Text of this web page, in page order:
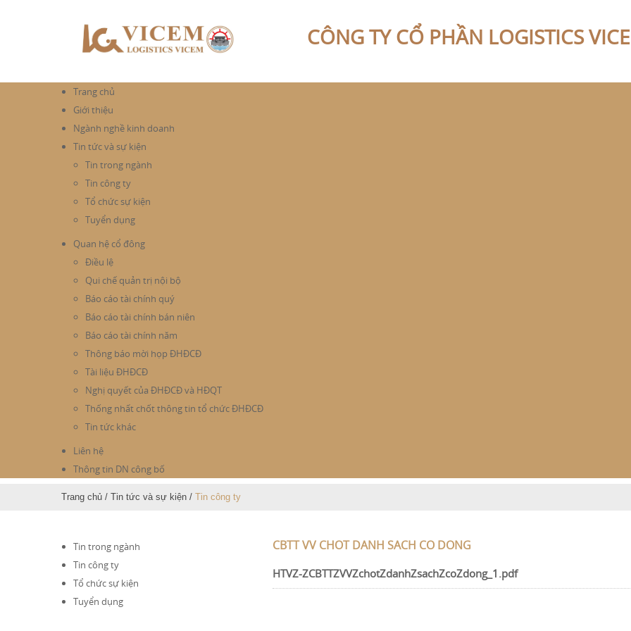
CÔNG TY CỔ PHẦN LOGISTICS
Trang chủ
Giới thiệu
Ngành nghề kinh doanh
Tin tức và sự kiện
Tin trong ngành
Tin công ty
Tổ chức sự kiện
Tuyển dụng
Quan hệ cổ đông
Điều lệ
Qui chế quản trị nội bộ
Báo cáo tài chính quý
Báo cáo tài chính bán niên
Báo cáo tài chính năm
Thông báo mời họp ĐHĐCĐ
Tài liệu ĐHĐCĐ
Nghị quyết của ĐHĐCĐ và HĐQT
Thống nhất chốt thông tin tổ chức ĐHĐCĐ
Tin tức khác
Liên hệ
Thông tin DN công bố
Trang chủ / Tin tức và sự kiện / Tin công ty
CBTT VV CHOT DANH SACH CO DONG
HTVZ-ZCBTTZVVZchotZdanhZsachZcoZdong_1.pdf
Tin trong ngành
Tin công ty
Tổ chức sự kiện
Tuyển dụng